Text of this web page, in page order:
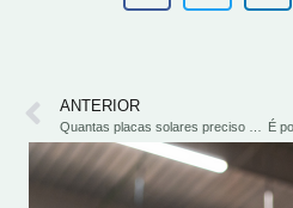
ANTERIOR
Quantas placas solares preciso para manter um ar-condicionado ligado?